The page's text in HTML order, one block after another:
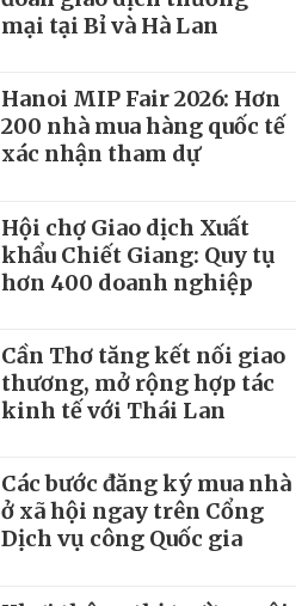
mại tại Bỉ và Hà Lan
Hanoi MIP Fair 2026: Hơn
200 nhà mua hàng quốc tế
xác nhận tham dự
Hội chợ Giao dịch Xuất
khẩu Chiết Giang: Quy tụ
hơn 400 doanh nghiệp
Cần Thơ tăng kết nối giao
thương, mở rộng hợp tác
kinh tế với Thái Lan
Các bước đăng ký mua nhà
ở xã hội ngay trên Cổng
Dịch vụ công Quốc gia